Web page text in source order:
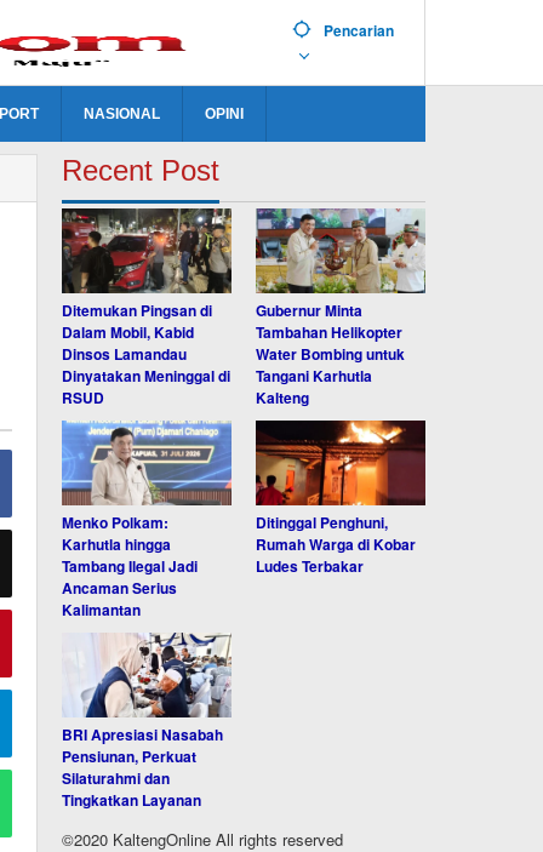
Pencarian
NASIONAL OPINI
Recent Post
Ditemukan Pingsan di
Dalam Mobil, Kabid
Dinsos Lamandau
Dinyatakan Meninggal di
RSUD
Gubernur Minta
Tambahan Helikopter
Water Bombing untuk
Tangani Karhutla
Kalteng
Menko Polkam:
Karhutla hingga
Tambang Ilegal Jadi
Ancaman Serius
Kalimantan
Ditinggal Penghuni,
Rumah Warga di Kobar
Ludes Terbakar
BRI Apresiasi Nasabah
Pensiunan, Perkuat
Silaturahmi dan
Tingkatkan Layanan
©2020 KaltengOnline All rights reserved